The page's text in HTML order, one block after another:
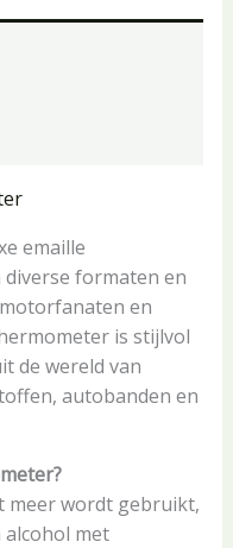
emaille
formaten en
en
is stijlvol
de wereld van
autobanden en
meer wordt gebruikt,
met